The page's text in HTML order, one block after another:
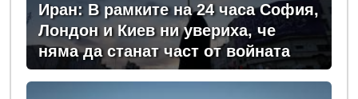
Иран: В рамките на 24 часа София,
Лондон и Киев ни увериха, че
няма да станат част от войната